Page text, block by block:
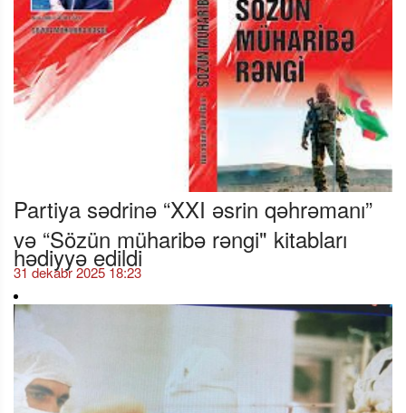
Partiya sədrinə “XXI əsrin qəhrəmanı”
və “Sözün müharibə rəngi" kitabları
hədiyyə edildi
31 dekabr 2025 18:23